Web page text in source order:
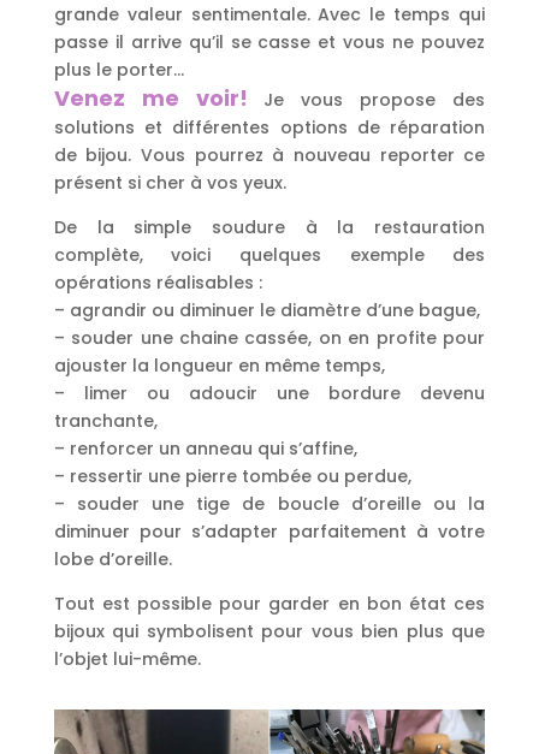
grande valeur sentimentale. Avec le temps qui
passe il arrive qu’il se casse et vous ne pouvez
plus le porter…
Venez me voir! Je vous propose des
solutions et différentes options de réparation
de bijou. Vous pourrez à nouveau reporter ce
présent si cher à vos yeux.
De la simple soudure à la restauration
complète, voici quelques exemple des
opérations réalisables :
– agrandir ou diminuer le diamètre d’une bague,
– souder une chaine cassée, on en profite pour
ajouster la longueur en même temps,
– limer ou adoucir une bordure devenu
tranchante,
– renforcer un anneau qui s’affine,
– ressertir une pierre tombée ou perdue,
– souder une tige de boucle d’oreille ou la
diminuer pour s’adapter parfaitement à votre
lobe d’oreille.
Tout est possible pour garder en bon état ces
bijoux qui symbolisent pour vous bien plus que
l’objet lui-même.